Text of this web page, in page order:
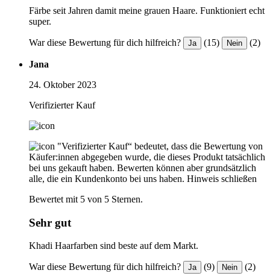
Färbe seit Jahren damit meine grauen Haare. Funktioniert echt
super.
War diese Bewertung für dich hilfreich? Ja (15) Nein (2)
Jana
24. Oktober 2023
Verifizierter Kauf
"Verifizierter Kauf“ bedeutet, dass die Bewertung von
Käufer:innen abgegeben wurde, die dieses Produkt tatsächlich
bei uns gekauft haben. Bewerten können aber grundsätzlich
alle, die ein Kundenkonto bei uns haben. Hinweis schließen
Bewertet mit 5 von 5 Sternen.
Sehr gut
Khadi Haarfarben sind beste auf dem Markt.
War diese Bewertung für dich hilfreich? Ja (9) Nein (2)